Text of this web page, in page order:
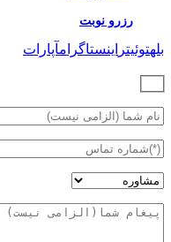
رزرو نوبت
بلهتوئیتر اینستاگرامآپارات